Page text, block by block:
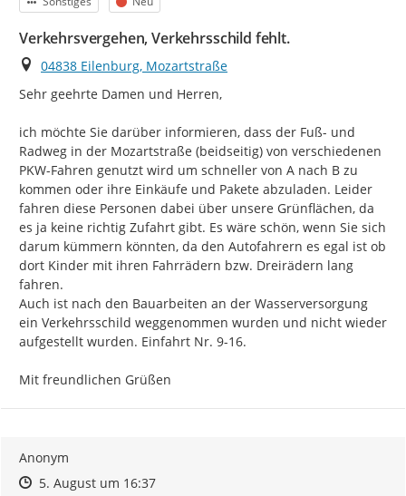
Verkehrsvergehen, Verkehrsschild fehlt.
Ort
04838 Eilenburg, Mozartstraße
Sehr geehrte Damen und Herren,
ich möchte Sie darüber informieren, dass der Fuß- und
Radweg in der Mozartstraße (beidseitig) von verschiedenen
PKW-Fahren genutzt wird um schneller von A nach B zu
kommen oder ihre Einkäufe und Pakete abzuladen. Leider
fahren diese Personen dabei über unsere Grünflächen, da
es ja keine richtig Zufahrt gibt. Es wäre schön, wenn Sie sich
darum kümmern könnten, da den Autofahrern es egal ist ob
dort Kinder mit ihren Fahrrädern bzw. Dreirädern lang
fahren.
Auch ist nach den Bauarbeiten an der Wasserversorgung
ein Verkehrsschild weggenommen wurden und nicht wieder
aufgestellt wurden. Einfahrt Nr. 9-16.
Mit freundlichen Grüßen
Anonym
Zeitpunkt des Erstellens
Zeitpunkt des Erstellens
5. August um 16:37Zur Äußerung